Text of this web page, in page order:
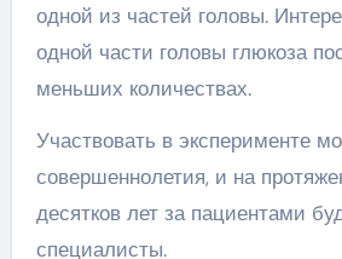
одной из частей головы.
одной части головы глюкоза
меньших количествах.
Участвовать в эксперименте
совершеннолетия, и на
десятков лет за пациентами
специалисты.